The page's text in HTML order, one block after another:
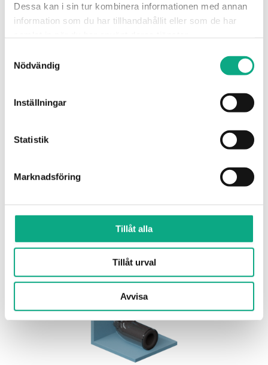
Dessa kan i sin tur kombinera informationen med annan
information som du har tillhandahållit eller som de har
Nödvändig
Inställningar
Statistik
Marknadsföring
Tillåt alla
Tillåt urval
Avvisa
Högtrycksspolning i Spånga
och flödet återställs. Fett och avlagringar spolas
Högtrycksspolning i Spånga